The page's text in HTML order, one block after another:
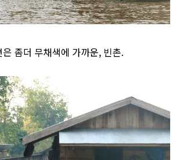
은 좀더 무채색에 가까운, 빈촌.